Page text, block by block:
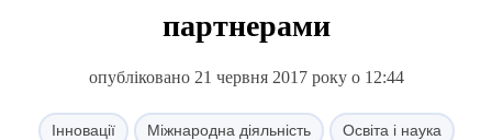
партнерами
опубліковано 21 червня 2017 року о 12:44
Інновації Міжнародна діяльність Освіта і наука